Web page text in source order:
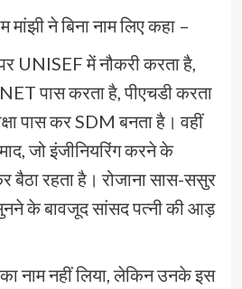
ने बिना नाम लिए कहा –
UNISEF में नौकरी करता है,
पास करता है, पीएचडी करता
पास कर SDM बनता है। वहीं
जो इंजीनियरिंग करने के
बैठा रहता है। रोजाना सास-ससुर
के बावजूद सांसद पत्नी की आड़
नाम नहीं लिया, लेकिन उनके इस